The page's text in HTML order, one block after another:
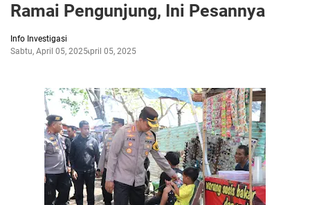
Ramai Pengunjung, Ini Pesannya
Info Investigasi
Sabtu, April 05, 2025April 05, 2025